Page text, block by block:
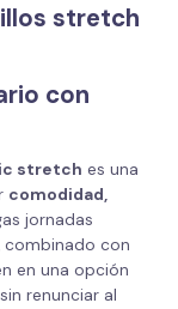
stretch
con
stretch es una
comodidad,
jornadas
combinado con
en una opción
renunciar al